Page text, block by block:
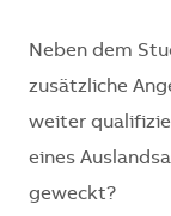
Neben dem
zusätzliche
weiter
eines
geweckt?